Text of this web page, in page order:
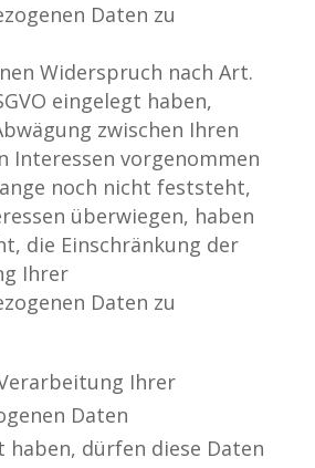
Daten zu
Widerspruch nach Art.
eingelegt haben,
zwischen Ihren
Interessen vorgenommen
noch nicht feststeht,
überwiegen, haben
die Einschränkung der
Ihrer
Daten zu
Ihrer
Daten
haben, dürfen diese Daten